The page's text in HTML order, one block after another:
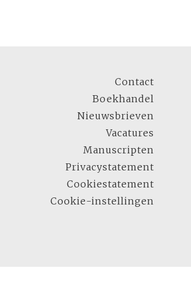
Contact
Boekhandel
Nieuwsbrieven
Vacatures
Manuscripten
Privacystatement
Cookiestatement
Cookie-instellingen